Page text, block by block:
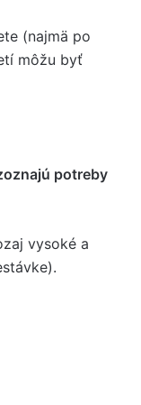
(najmä po
môžu byť
potreby
vysoké a